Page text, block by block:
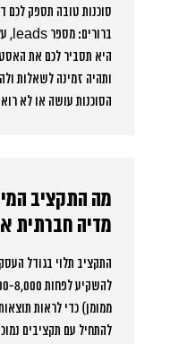
סוכנות טובה תספק לכם
היא תסביר לכם את
ותהיה זמינה לשאלות
הסוכנות עושה או לא
מה התקציב
מדיה חברתית
התקציב תלוי בגודל
ממומן) כדי לראות
להתחיל עם תקציבים